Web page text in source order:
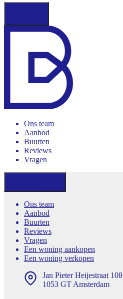
Ons team
Aanbod
Buurten
Reviews
Vragen
Ons team
Aanbod
Buurten
Reviews
Vragen
Een woning aankopen
Een woning verkopen
Jan Pieter Heijestraat 108
1053 GT Amsterdam